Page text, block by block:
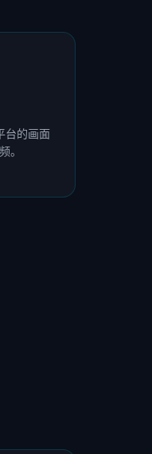
台的画面
。